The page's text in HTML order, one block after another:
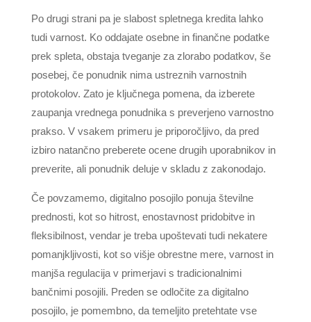
Po drugi strani pa je slabost spletnega kredita lahko
tudi varnost. Ko oddajate osebne in finančne podatke
prek spleta, obstaja tveganje za zlorabo podatkov, še
posebej, če ponudnik nima ustreznih varnostnih
protokolov. Zato je ključnega pomena, da izberete
zaupanja vrednega ponudnika s preverjeno varnostno
prakso. V vsakem primeru je priporočljivo, da pred
izbiro natančno preberete ocene drugih uporabnikov in
preverite, ali ponudnik deluje v skladu z zakonodajo.
Če povzamemo, digitalno posojilo ponuja številne
prednosti, kot so hitrost, enostavnost pridobitve in
fleksibilnost, vendar je treba upoštevati tudi nekatere
pomanjkljivosti, kot so višje obrestne mere, varnost in
manjša regulacija v primerjavi s tradicionalnimi
bančnimi posojili. Preden se odločite za digitalno
posojilo, je pomembno, da temeljito pretehtate vse